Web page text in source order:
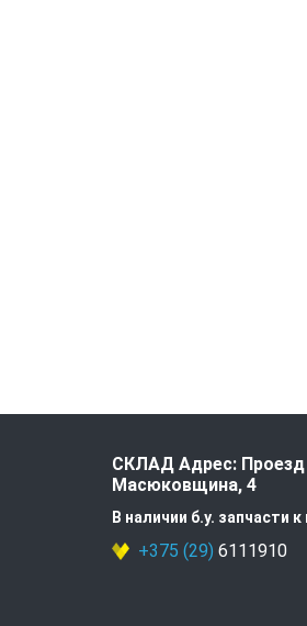
СКЛАД Адрес: Проезд
Масюковщина, 4
В наличии б.у. запчасти
+375 (29) 6111910